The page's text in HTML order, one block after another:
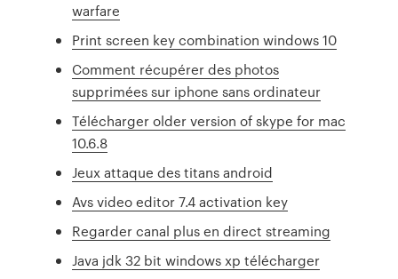
warfare
Print screen key combination windows 10
Comment récupérer des photos
supprimées sur iphone sans ordinateur
Télécharger older version of skype for mac
10.6.8
Jeux attaque des titans android
Avs video editor 7.4 activation key
Regarder canal plus en direct streaming
Java jdk 32 bit windows xp télécharger